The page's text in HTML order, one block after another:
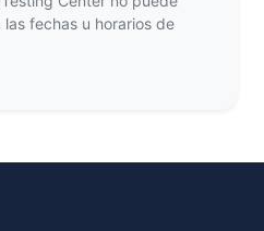
fechas u horarios de